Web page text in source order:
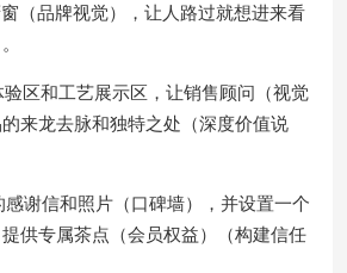
（品牌视觉），让人路过就想进来看
区和工艺展示区，让销售顾问（视觉
来龙去脉和独特之处（深度价值说
谢信和照片（口碑墙），并设置一个
供专属茶点（会员权益）（构建信任